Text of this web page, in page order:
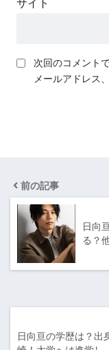
サイト
次回のコメント
メールアドレス
前の記事
日向
る？
日向亘の学歴は？出